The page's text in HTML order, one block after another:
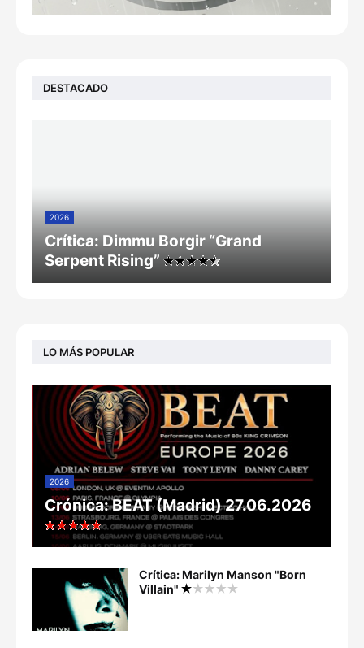
DESTACADO
2026
Crítica: Dimmu Borgir “Grand
Serpent Rising”
LO MÁS POPULAR
2026
Crónica: BEAT (Madrid) 27.06.2026
Crítica: Marilyn Manson "Born
Villain"